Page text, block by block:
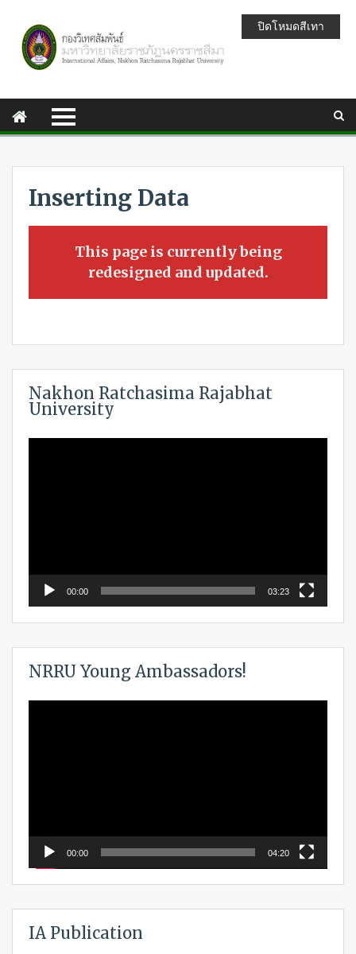
Inserting Data
This page is currently being
redesigned and updated.
Nakhon Ratchasima Rajabhat
University
00:00 03:23
NRRU Young Ambassadors!
00:00 04:20
IA Publication
ปิดโหมดสีเทา